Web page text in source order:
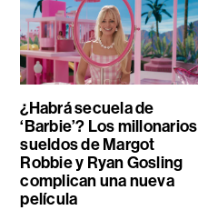
¿Habrá secuela de
‘Barbie’? Los millonarios
sueldos de Margot
Robbie y Ryan Gosling
complican una nueva
película